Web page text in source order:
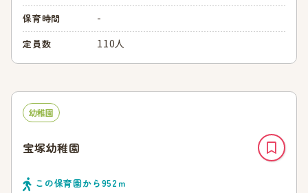
保育時間 -
定員数 110人
幼稚園
宝塚幼稚園
この保育園から952ｍ